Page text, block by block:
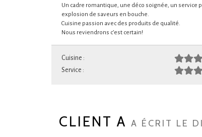
Un cadre romantique, une déco soignée, un
explosion de saveurs en bouche.
Cuisine passion avec des produits de qualité.
Nous reviendrons c’est certain!
Cuisine :
Service :
CLIENT A A ÉCRIT LE